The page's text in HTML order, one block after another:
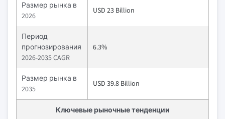
Размер рынка в
2026
USD 23 Billion
Период
прогнозирования
2026-2035 CAGR
6.3%
Размер рынка в
2035
USD 39.8 Billion
Ключевые рыночные тенденции